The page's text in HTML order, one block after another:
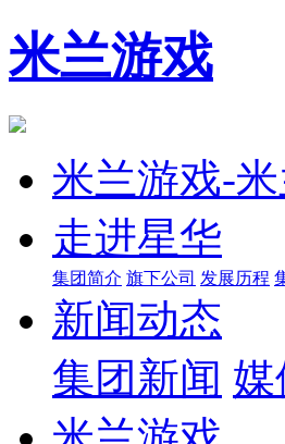
米兰游戏
米兰游戏-
走进星华
集团简介 旗下公司 发展历程
新闻动态
集团新闻 媒